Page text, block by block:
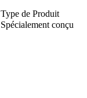
Type de Produit
Spécialement conçu